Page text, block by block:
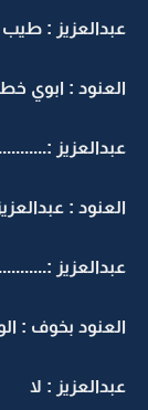
عبدالعزيز :
العنود : ابوي
عبدالعزيز
العنود :
عبدالعزيز
العنود بخوف :
عبدالعزيز : لا